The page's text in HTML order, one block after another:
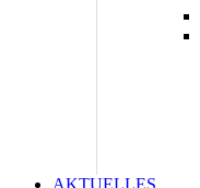
AKTUELLES